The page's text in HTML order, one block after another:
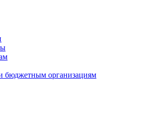
бюджетным организациям